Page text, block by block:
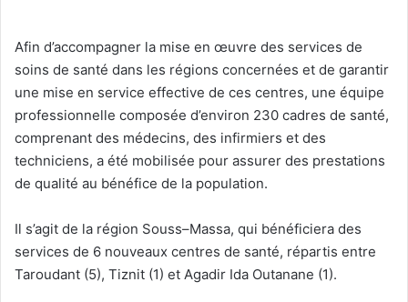
Afin d’accompagner la mise en œuvre des services de
soins de santé dans les régions concernées et de garantir
une mise en service effective de ces centres, une équipe
professionnelle composée d’environ 230 cadres de santé,
comprenant des médecins, des infirmiers et des
techniciens, a été mobilisée pour assurer des prestations
de qualité au bénéfice de la population.
Il s’agit de la région Souss–Massa, qui bénéficiera des
services de 6 nouveaux centres de santé, répartis entre
Taroudant (5), Tiznit (1) et Agadir Ida Outanane (1).